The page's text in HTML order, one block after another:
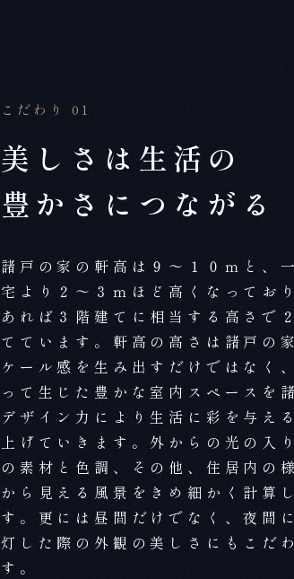
こだわり 01
美しさは生活の
豊かさにつながる
諸戸の家の軒高は９～１０ｍと、
宅より２～３ｍほど高くなってお
あれば３階建てに相当する高さで
てています。軒高の高さは諸戸の
ケール感を生み出すだけではなく
って生じた豊かな室内スペースを
デザイン力により生活に彩を与え
上げていきます。外からの光の入
の素材と色調、その他、住居内の
から見える風景をきめ細かく計算
す。更には昼間だけでなく、夜間
灯した際の外観の美しさにもこだ
す。